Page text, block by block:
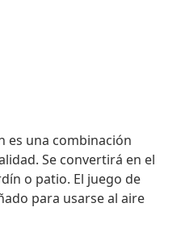
es una combinación
Se convertirá en el
o patio. El juego de
para usarse al aire